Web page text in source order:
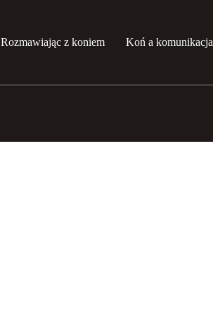
Rozmawiając z koniem Koń a komunikacja